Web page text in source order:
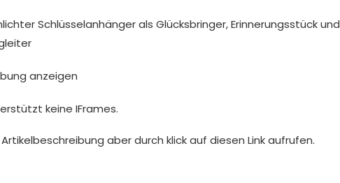
Schlüsselanhänger als Glücksbringer, Erinnerungsstück und
anzeigen
keine IFrames.
aber durch klick auf diesen Link aufrufen.